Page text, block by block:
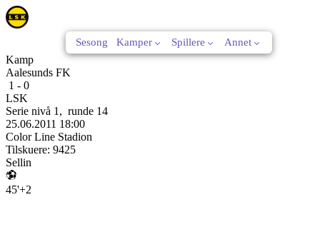
Sesong Kamper Spillere Annet
Kamp
Aalesunds FK
1 - 0
LSK
Serie nivå 1 , runde 14
25.06.2011 18:00
Color Line Stadion
Tilskuere: 9425
Sellin
45'+2